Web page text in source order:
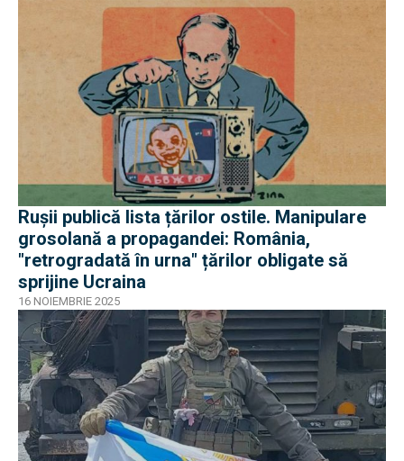
Rușii publică lista țărilor ostile. Manipulare
grosolană a propagandei: România,
"retrogradată în urna" țărilor obligate să
sprijine Ucraina
16 NOIEMBRIE 2025